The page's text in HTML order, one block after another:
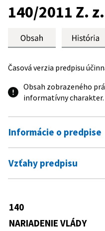
Preskoč na obsah
140/2011 Z. z.
Časová verzia predpisu
Obsah zobrazeného
informatívny charakter.
Informácie o predpise
Číslo predpisu:
140/2011 Z. z.
posudzovania
Vzťahy predpisu
vlády
Predpis mení
140
NARIADENIE VLÁDY